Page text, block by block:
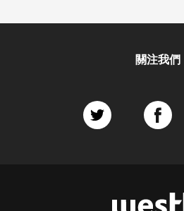
關注我們